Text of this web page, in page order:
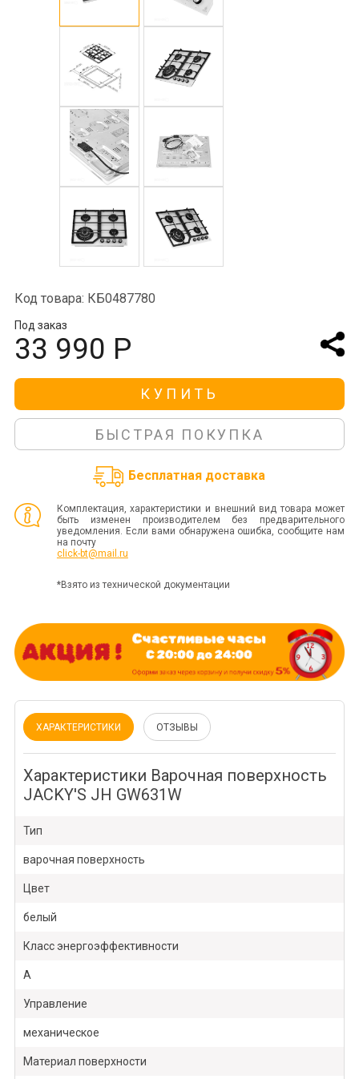
Код товара: КБ0487780
Под заказ
33 990 Р
КУПИТЬ
БЫСТРАЯ ПОКУПКА
Бесплатная доставка
Комплектация, характеристики и внешний вид товара может
быть изменен производителем без предварительного
уведомления. Если вами обнаружена ошибка, сообщите нам
на почту
click-bt@mail.ru
*Взято из технической документации
ХАРАКТЕРИСТИКИ ОТЗЫВЫ
Характеристики Варочная поверхность
JACKY'S JH GW631W
Тип
варочная поверхность
Цвет
белый
Класс энергоэффективности
A
Управление
механическое
Материал поверхности